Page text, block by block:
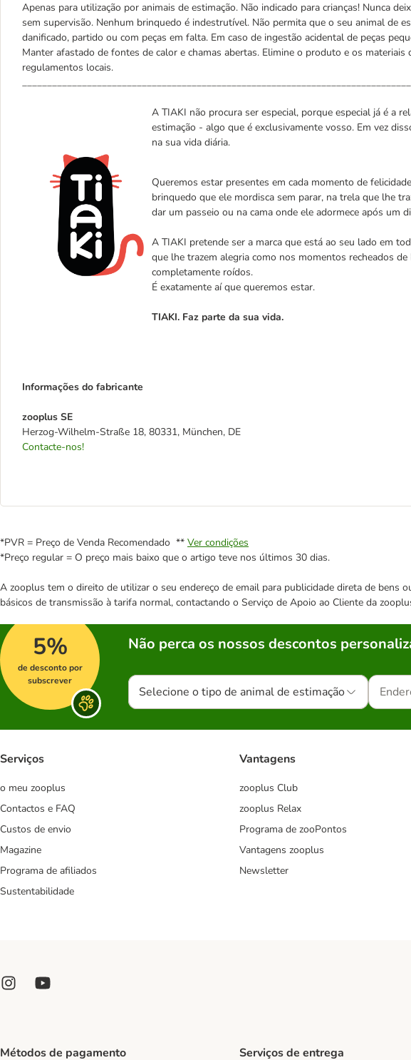
Apenas para utilização por animais de estimação. Não indicado para crianças! Nunca
sem supervisão. Nenhum brinquedo é indestrutível. Não permita que o seu animal de
danificado, partido ou com peças em falta. Em caso de ingestão acidental de peças
Manter afastado de fontes de calor e chamas abertas. Elimine o produto e os materiais
regulamentos locais.
______________________________________________________________________________
A TIAKI não procura ser especial, porque especial já é a
estimação - algo que é exclusivamente vosso. Em vez
na sua vida diária.
Queremos estar presentes em cada momento de
brinquedo que ele mordisca sem parar, na trela que lhe
dar um passeio ou na cama onde ele adormece após um
A TIAKI pretende ser a marca que está ao seu lado em
que lhe trazem alegria como nos momentos recheados
completamente roídos.
É exatamente aí que queremos estar.
TIAKI. Faz parte da sua vida.
Informações do fabricante
zooplus SE
Herzog-Wilhelm-Straße 18, 80331, München, DE
Contacte-nos!
*PVR = Preço de Venda Recomendado ** Ver condições
*Preço regular = O preço mais baixo que o artigo teve nos últimos 30 dias.
A zooplus tem o direito de utilizar o seu endereço de email para publicidade direta de
básicos de transmissão à tarifa normal, contactando o Serviço de Apoio ao Cliente da
5%
de desconto por
subscrever
Não perca os nossos descontos
Selecione o tipo de animal de estimação
Serviços
o meu zooplus
Contactos e FAQ
Custos de envio
Magazine
Programa de afiliados
Sustentabilidade
Vantagens
zooplus Club
zooplus Relax
Programa de zooPontos
Vantagens zooplus
Newsletter
Métodos de pagamento Serviços de entrega